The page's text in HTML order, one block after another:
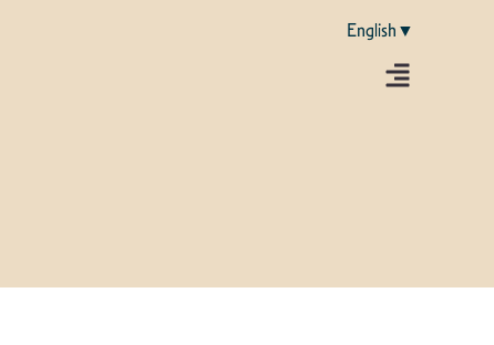
English▼